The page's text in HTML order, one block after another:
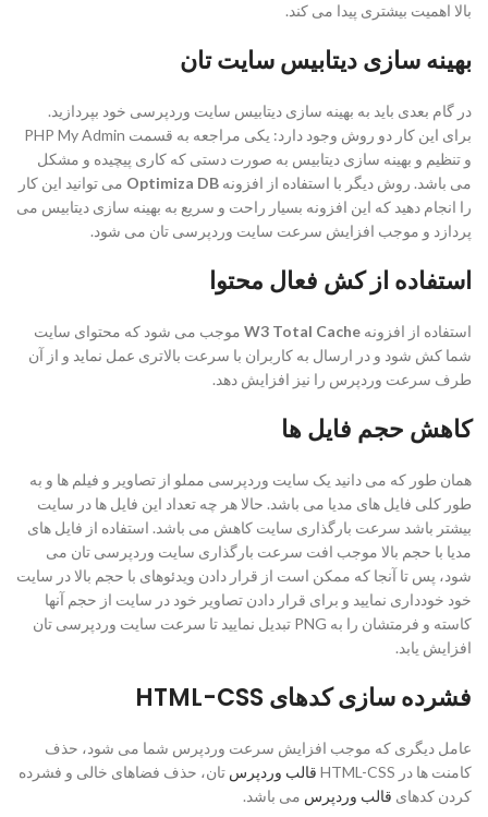
بالا اهمیت بیشتری پیدا می کند.
بهینه سازی دیتابیس سایت تان
در گام بعدی باید به بهینه سازی دیتابیس سایت وردپرسی خود بپردازید.
برای این کار دو روش وجود دارد: یکی مراجعه به قسمت PHP My Admin
و تنظیم و بهینه سازی دیتابیس به صورت دستی که کاری پیچیده و مشکل
می باشد. روش دیگر با استفاده از افزونه Optimiza DB می توانید این کار
را انجام دهید که این افزونه بسیار راحت و سریع به بهینه سازی دیتابیس می
پردازد و موجب افزایش سرعت سایت وردپرسی تان می شود.
استفاده از کش فعال محتوا
استفاده از افزونه
موجب می شود که محتوای سایت
شما کش شود و در ارسال به کاربران با سرعت بالاتری عمل نماید و از آن
طرف سرعت وردپرس را نیز افزایش دهد.
کاهش حجم فایل ها
همان طور که می دانید یک سایت وردپرسی مملو از تصاویر و فیلم ها و به
طور کلی فایل های مدیا می باشد. حالا هر چه تعداد این فایل ها در سایت
بیشتر باشد سرعت بارگذاری سایت کاهش می باشد. استفاده از فایل های
مدیا با حجم بالا موجب افت سرعت بارگذاری سایت وردپرسی تان می
شود، پس تا آنجا که ممکن است از قرار دادن ویدئوهای با حجم بالا در سایت
خود خودداری نمایید و برای قرار دادن تصاویر خود در سایت از حجم آنها
کاسته و فرمتشان را به PNG تبدیل نمایید تا سرعت سایت وردپرسی تان
افزایش یابد.
فشرده سازی کدهای HTML-CSS
عامل دیگری که موجب افزایش سرعت وردپرس شما می شود، حذف
کامنت ها در HTML-CSS
قالب وردپرس تان، حذف فضاهای خالی و فشرده
کردن کدهای قالب وردپرس می باشد.